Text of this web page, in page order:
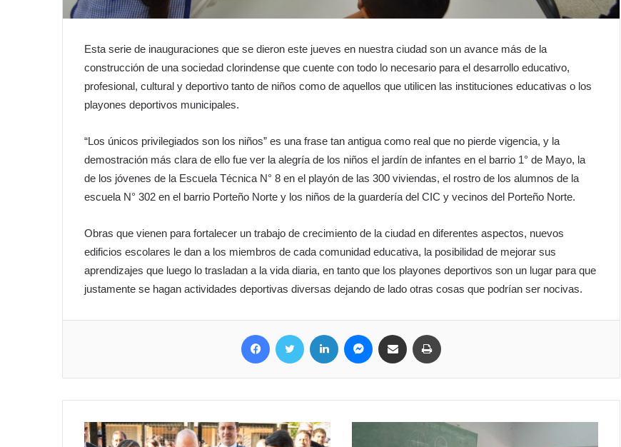
Esta serie de inauguraciones que se dieron este jueves en nuestra ciudad son un avance más de la
construcción de una sociedad clorindense que cuente con todo lo necesario para el desarrollo educativo,
profesional, cultural y deportivo tanto de niños como de aquellos que utilicen las instituciones educativas o los
playones deportivos municipales.
“Los únicos privilegiados son los niños” es una frase tan antigua como real que no pierde vigencia, y la
demostración más clara de ello fue ver la alegría de los niños el jardín de infantes en el barrio 1° de Mayo, la
de los jóvenes de la Escuela Técnica N° 8 en el playón de las 300 viviendas, el rostro de los alumnos de la
escuela N° 302 en el barrio Porteño Norte y los niños de la guardería del CIC y vecinos del Porteño Norte.
Obras que vienen para fortalecer un trabajo de crecimiento de la ciudad en diferentes aspectos, nuevos
edificios escolares le dan a los miembros de cada comunidad educativa, la posibilidad de mejorar sus
aprendizajes que luego lo trasladan a la vida diaria, en tanto que los playones deportivos son un lugar para que
justamente se hagan actividades deportivas diversas dejando de lado otras cosas que podrían ser nocivas.